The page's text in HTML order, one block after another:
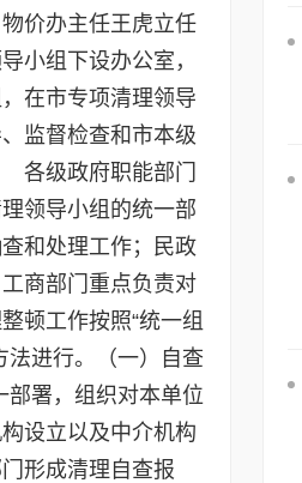
价办主任王虎立任
小组下设办公室，
在市专项清理领导
监督检查和市本级
级政府职能部门
领导小组的统一部
和处理工作；民政
商部门重点负责对
顿工作按照“统一组
法进行。（一）自查
部署，组织对本单位
设立以及中介机构
形成清理自查报